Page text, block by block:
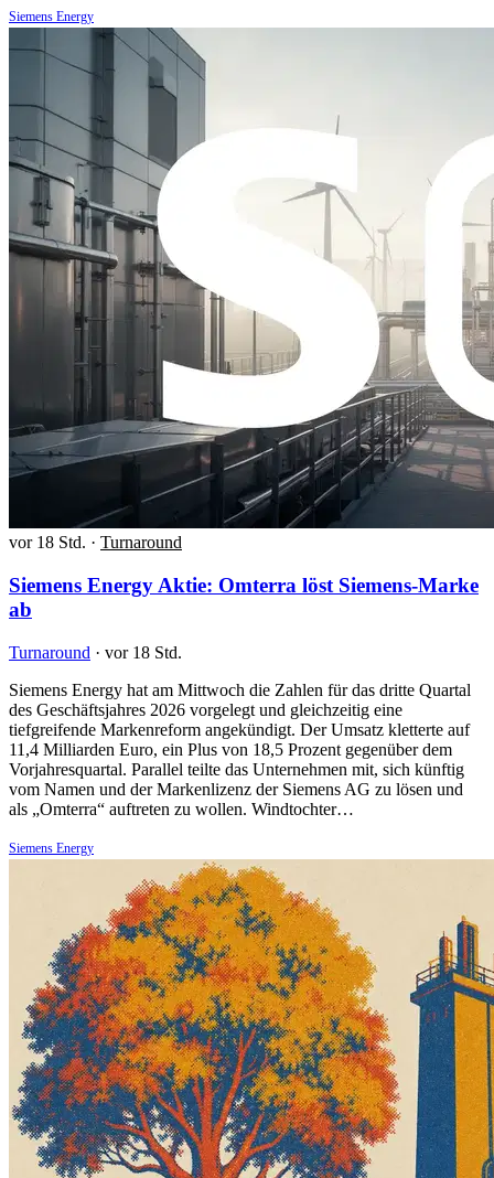
Siemens Energy
vor 18 Std. · Turnaround
Siemens Energy Aktie: Omterra löst Siemens-Marke
ab
Turnaround · vor 18 Std.
Siemens Energy hat am Mittwoch die Zahlen für das dritte Quartal
des Geschäftsjahres 2026 vorgelegt und gleichzeitig eine
tiefgreifende Markenreform angekündigt. Der Umsatz kletterte auf
11,4 Milliarden Euro, ein Plus von 18,5 Prozent gegenüber dem
Vorjahresquartal. Parallel teilte das Unternehmen mit, sich künftig
vom Namen und der Markenlizenz der Siemens AG zu lösen und
als „Omterra“ auftreten zu wollen. Windtochter…
Siemens Energy